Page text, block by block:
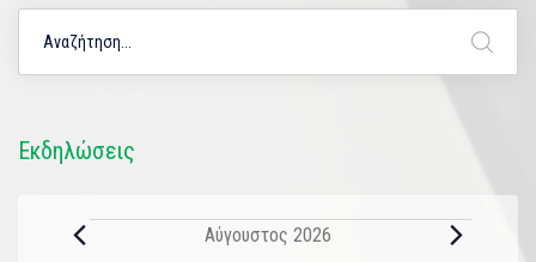
Εκδηλώσεις
Αύγουστος 2026